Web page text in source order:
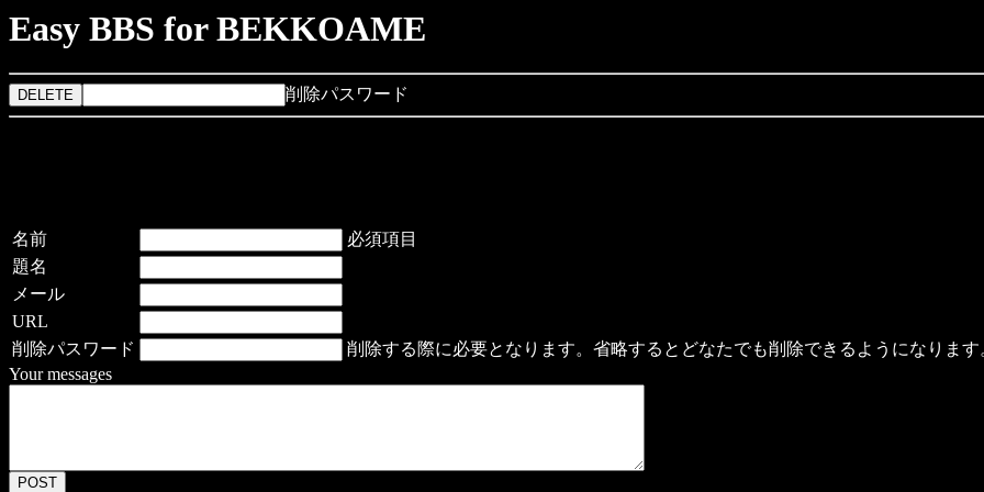
Easy BBS for BEKKOAME
削除パスワード
名前
必須項目
題名
メール
URL
削除パスワード
削除する際に必要となります。省略するとどなたでも削除できるようになります
Your messages